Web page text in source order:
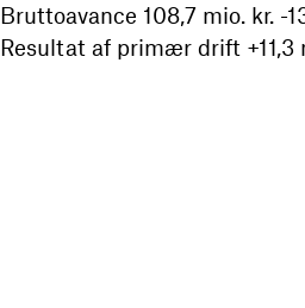
Bruttoavance 108,7 mio. kr. -
Resultat af primær drift +11,3